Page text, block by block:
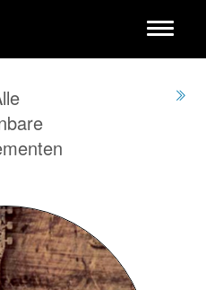
Toggle